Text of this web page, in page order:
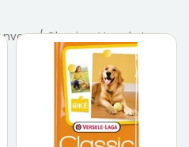
/ Classic - Versele Laga